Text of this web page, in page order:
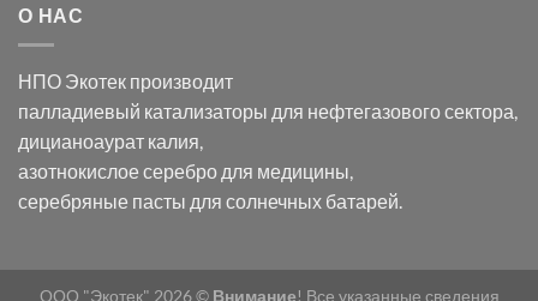
оксида
в
электролите
калий
дицианоаурат–
гексацианоферрата
О НАС
НПО Экотек производит
палладиевый катализаторы для нефтегазового сектора,
дицианоаурат калия,
азотнокислое серебро для медицины,
серебряные пасты для солнечных батарей.
ООО "Экотек" 2026 © Внимание! Все указанные сведения